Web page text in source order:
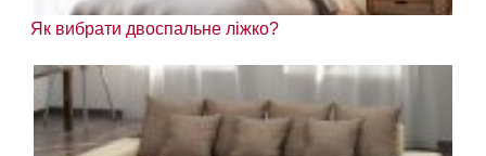
Як вибрати двоспальне ліжко?